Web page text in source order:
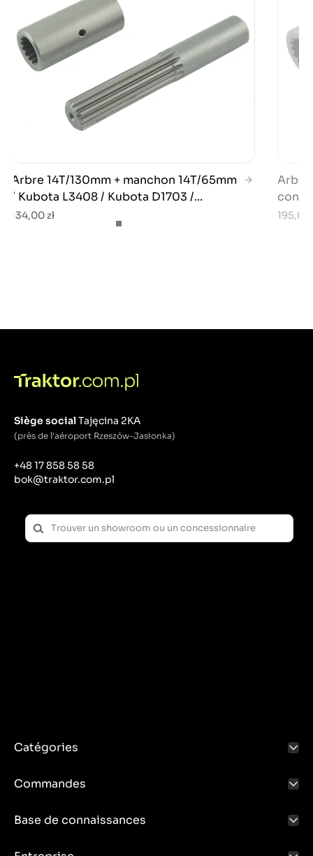
Arbre 14T/130mm + manchon 14T/65mm
/ Kubota L3408 / Kubota D1703 /...
134,00 zł
Arbre
195,00
Siège socialTajęcina 2KA
(près de l'aéroport Rzeszów-Jasionka)
+48 17 858 58 58
bok@traktor.com.pl
Catégories
Commandes
Base de connaissances